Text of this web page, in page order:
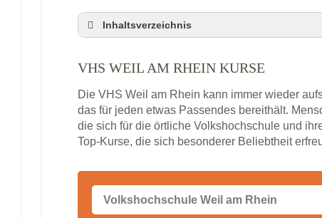
Inhaltsverzeichnis
VHS Weil am Rhein Kurse
Stellenangebote der Volkshochschule
Online-Kurse – Alternative Angebote
Alternativen zum VHS Programm 2026
VHS WEIL AM RHEIN KURSE
Die VHS Weil am Rhein kann immer wieder
das für jeden etwas Passendes bereithält.
die sich für die örtliche Volkshochschule und
Top-Kurse, die sich besonderer Beliebtheit